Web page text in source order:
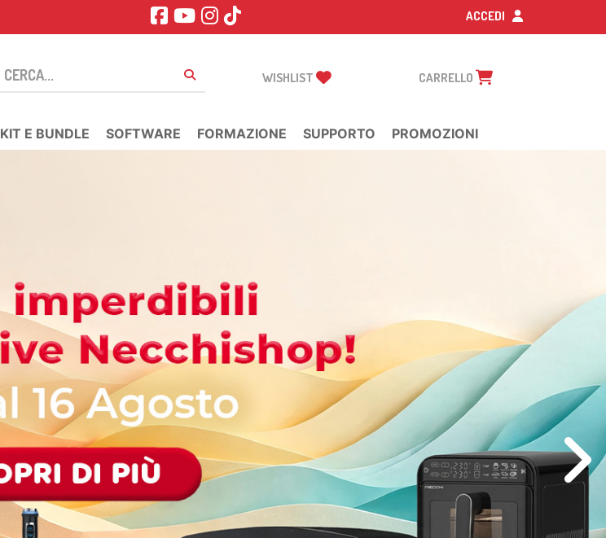
ACCEDI
WISHLIST CARRELLO
KIT E BUNDLE SOFTWARE FORMAZIONE SUPPORTO PROMOZIONI